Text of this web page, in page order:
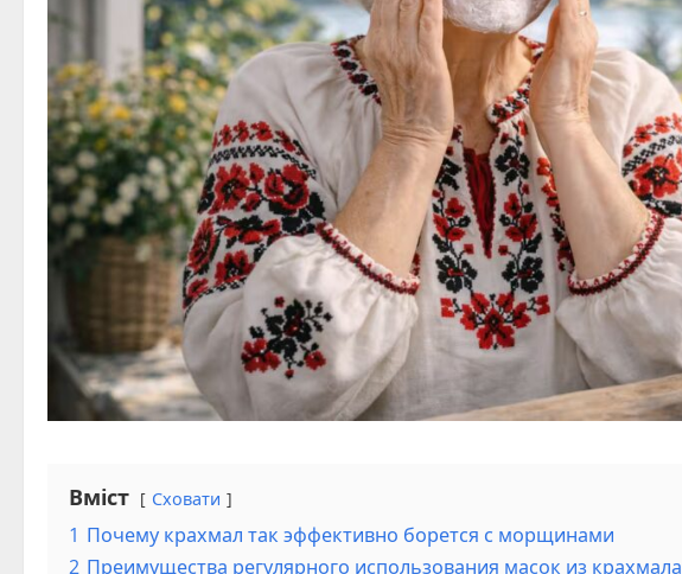
Вміст Сховати
1 Почему крахмал так эффективно борется с морщинами
2 Преимущества регулярного использования масок из крахмала